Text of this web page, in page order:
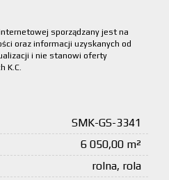
sporządzany jest na
oraz informacji uzyskanych od
i nie stanowi oferty
K.C.
SMK-GS-3341
6 050,00 m²
rolna, rola